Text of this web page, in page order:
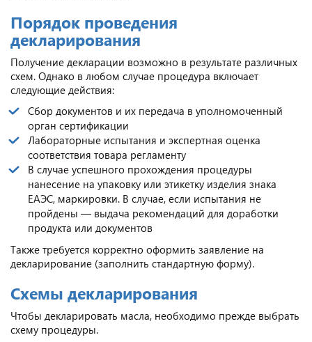
Порядок проведения
декларирования
Получение декларации возможно в результате различных
схем. Однако в любом случае процедура включает
следующие действия:
Сбор документов и их передача в уполномоченный
орган сертификации
Лабораторные испытания и экспертная оценка
соответствия товара регламенту
В случае успешного прохождения процедуры
нанесение на упаковку или этикетку изделия знака
ЕАЭС, маркировки. В случае, если испытания не
пройдены — выдача рекомендаций для доработки
продукта или документов
Также требуется корректно оформить заявление на
декларирование (заполнить стандартную форму).
Схемы декларирования
Чтобы декларировать масла, необходимо прежде выбрать
схему процедуры.